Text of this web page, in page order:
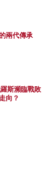
兩代傳承
斯瀕臨戰敗
向？